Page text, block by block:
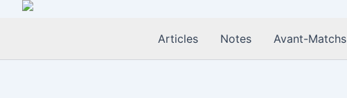
Aller
Articles Notes Avant-Matchs